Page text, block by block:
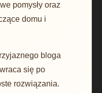
pomysły oraz
domu i
bloga
się po
rozwiązania.